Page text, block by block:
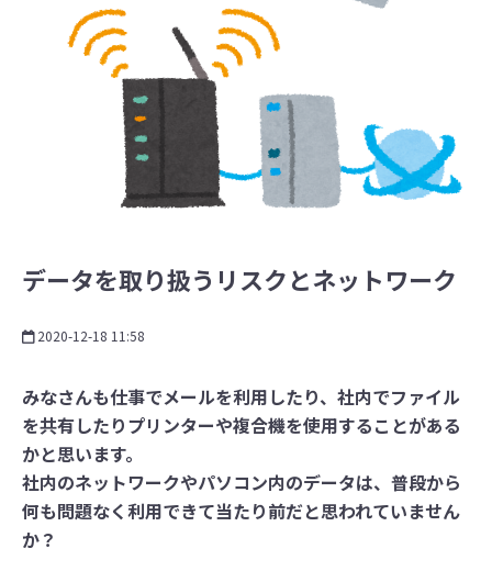
業務のお悩みスッキリ通信
よくあるご質問
データを取り扱うリスクとネットワーク
2020-12-18 11:58
みなさんも仕事でメールを利用したり、社内でファイル
を共有したりプリンターや複合機を使用することがある
かと思います。
社内のネットワークやパソコン内のデータは、普段から
何も問題なく利用できて当たり前だと思われていません
か？